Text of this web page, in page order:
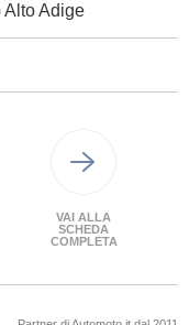
Alto Adige
VAI ALLA
SCHEDA
COMPLETA